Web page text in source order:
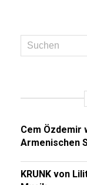
Cem Özdemir
Armenischen
KRUNK von